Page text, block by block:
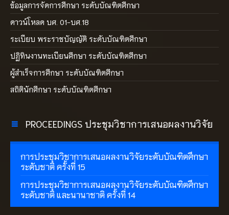
ข้อมูลการจัดการศึกษา ระดับบัณฑิตศึกษา
ดาวน์โหลด บศ. 01-บศ.18
ระเบียบ พระราชบัญญัติ ระดับบัณฑิตศึกษา
ปฏิทินงานทะเบียนศึกษา ระดับบัณฑิตศึกษา
ผู้สำเร็จการศึกษา ระดับบัณฑิตศึกษา
สถิตินักศึกษา ระดับบัณฑิตศึกษา
PROCEEDINGS ประชุมวิชาการเสนอผลงานวิจัย
การประชุมวิชาการเสนอผลงานวิจัยระดับบัณฑิตศึกษา
ระดับชาติ ครั้งที่ 15
การประชุมวิชาการเสนอผลงานวิจัยระดับบัณฑิตศึกษา
ระดับชาติ และนานาชาติ ครั้งที่ 14